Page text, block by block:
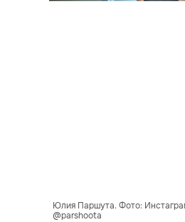
Юлия Паршута. Фото:
@parshoota